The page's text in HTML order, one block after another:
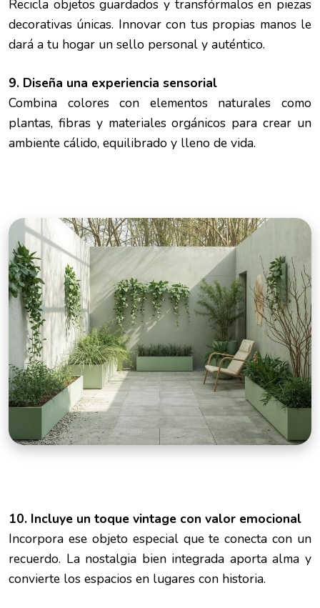
Recicla objetos guardados y transfórmalos en piezas
decorativas únicas. Innovar con tus propias manos le
dará a tu hogar un sello personal y auténtico.
9. Diseña una experiencia sensorial
Combina colores con elementos naturales como
plantas, fibras y materiales orgánicos para crear un
ambiente cálido, equilibrado y lleno de vida.
10. Incluye un toque vintage con valor emocional
Incorpora ese objeto especial que te conecta con un
recuerdo. La nostalgia bien integrada aporta alma y
convierte los espacios en lugares con historia.